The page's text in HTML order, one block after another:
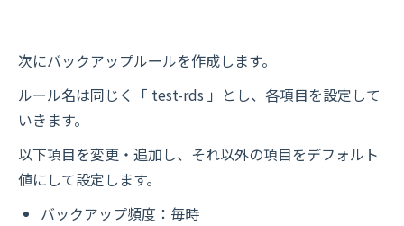
次にバックアップルールを作成します。
ルール名は同じく「 test-rds 」とし、各項目を設定して
いきます。
以下項目を変更・追加し、それ以外の項目をデフォルト
値にして設定します。
バックアップ頻度：毎時